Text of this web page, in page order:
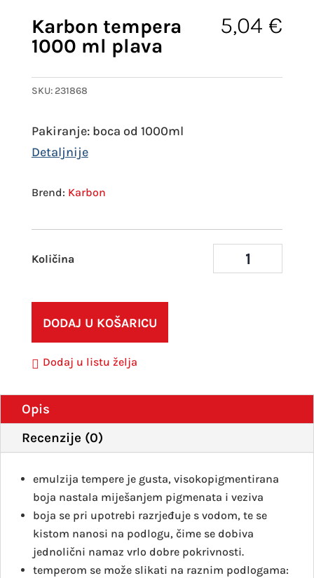
Karbon tempera
1000 ml plava
5,04 €
SKU: 231868
Pakiranje: boca od 1000ml
Karbon
DODAJ U KOŠARICU
Dodaj u listu želja
Opis
Recenzije (0)
emulzija tempere je gusta, visokopigmentirana
boja nastala miješanjem pigmenata i veziva
boja se pri upotrebi razrjeđuje s vodom, te se
kistom nanosi na podlogu, čime se dobiva
jednolični namaz vrlo dobre pokrivnosti.
temperom se može slikati na raznim podlogama: